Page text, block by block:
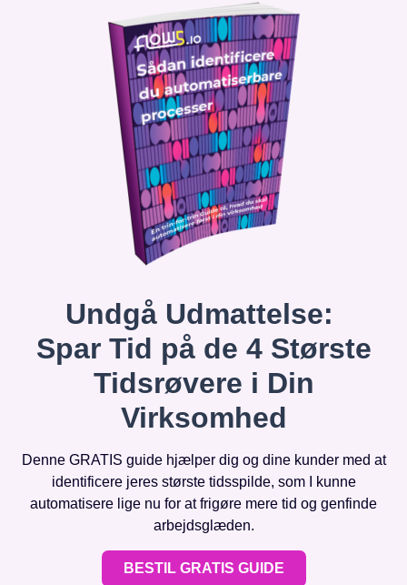
Undgå Udmattelse:
Spar Tid på de 4 Største
Tidsrøvere i Din
Virksomhed
Denne GRATIS guide hjælper dig og dine kunder med at
identificere jeres største tidsspilde, som I kunne
automatisere lige nu for at frigøre mere tid og genfinde
arbejdsglæden.
BESTIL GRATIS GUIDE